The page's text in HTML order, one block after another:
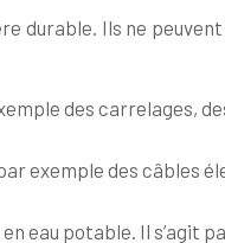
durable. Ils ne
des carrelages,
exemple des câbles
eau potable. Il s’agit